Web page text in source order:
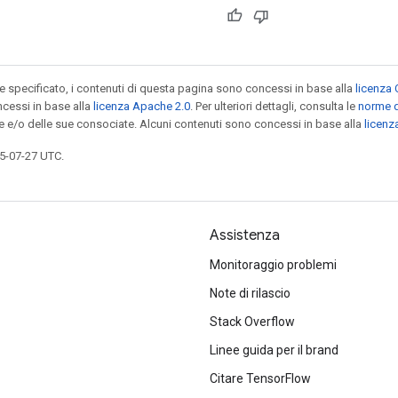
specificato, i contenuti di questa pagina sono concessi in base alla licenza
in base alla licenza Apache 2.0 . Per ulteriori dettagli, consulta le norme
e/o delle sue consociate. Alcuni contenuti sono concessi in base alla
07-27 UTC.
Assistenza
Monitoraggio problemi
Note di rilascio
Stack Overflow
Linee guida per il brand
Citare TensorFlow